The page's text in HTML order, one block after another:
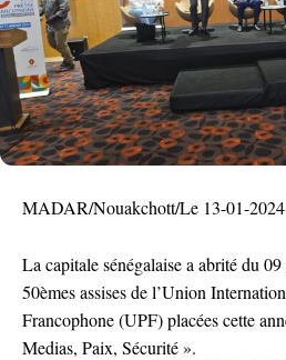
MADAR/Nouakchott/Le 13-01-2024
La capitale sénégalaise a abrité du
50èmes assises de l’Union
Francophone (UPF) placées cette
Medias, Paix, Sécurité ».